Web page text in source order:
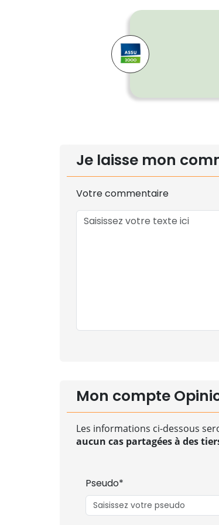
Je laisse mon
Votre commentaire
Mon compte
Les informations ci-dessous
aucun cas partagées à des
Pseudo*